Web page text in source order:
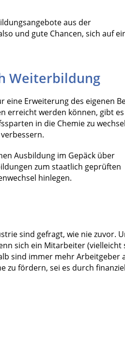
aus der
und gute Chancen, sich auf
Weiterbildung
Erweiterung des eigenen
erreicht werden können, gibt es
in die Chemie zu
Ausbildung im Gepäck über
zum staatlich geprüften
hinlegen.
sind gefragt, wie nie zuvor.
sich ein Mitarbeiter (vielleicht
sind immer mehr Arbeitgeber
zu fördern, sei es durch
Produkttester werden und